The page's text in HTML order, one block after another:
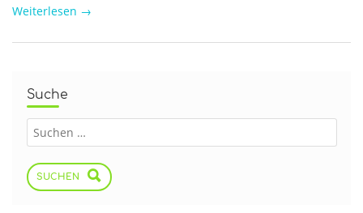
Weiterlesen →
Suche
SUCHEN